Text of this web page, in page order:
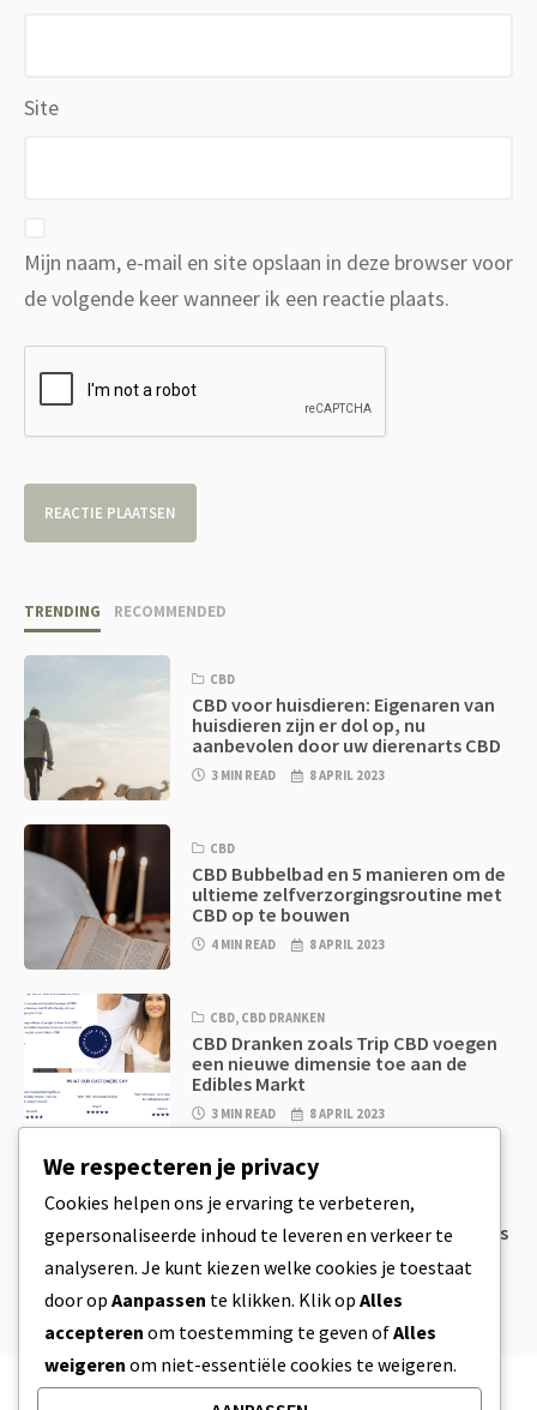
Site
Mijn naam, e-mail en site opslaan in deze browser voor
de volgende keer wanneer ik een reactie plaats.
TRENDING RECOMMENDED
CBD
CBD voor huisdieren: Eigenaren van
huisdieren zijn er dol op, nu
aanbevolen door uw dierenarts CBD
3 MIN READ 8 APRIL 2023
CBD
CBD Bubbelbad en 5 manieren om de
ultieme zelfverzorgingsroutine met
CBD op te bouwen
4 MIN READ 8 APRIL 2023
CBD, CBD DRANKEN
CBD Dranken zoals Trip CBD voegen
een nieuwe dimensie toe aan de
Edibles Markt
3 MIN READ 8 APRIL 2023
CBD Koekjesdeeg & Ongelooflijk
Simpele CBD Edibles Die Je Zelf Thuis
8 APRIL 2023
We respecteren je privacy
Cookies helpen ons je ervaring te verbeteren,
gepersonaliseerde inhoud te leveren en verkeer te
analyseren. Je kunt kiezen welke cookies je toestaat
door op Aanpassen te klikken. Klik op Alles
accepteren om toestemming te geven ofAlles
weigeren om niet-essentiële cookies te weigeren.